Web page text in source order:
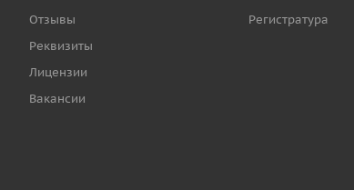
Отзывы
Реквизиты
Лицензии
Вакансии
Регистратура